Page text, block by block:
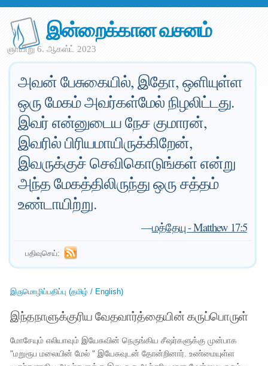
இன்றைக்கான வசனம்
ஞாயிறு 6. ஆகஸ்ட் 2023
அவன் பேசுகையில், இதோ, ஒளியுள்ள
ஒரு மேகம் அவர்கள்மேல் நிழலிட்டது.
இவர் என்னுடைய நேச குமாரன்,
இவரில் பிரியமாயிருக்கிறேன்,
இவருக்குச் செவிகொடுங்கள் என்று
அந்த மேகத்திலிருந்து ஒரு சத்தம்
உண்டாயிற்று.
—மத்தேயு - Matthew 17:5
பதிவுசெய்:
இருமொழிப்பதிப்பு (தமிழ் / English)
இந்தநாளுக்குரிய வேதவார்த்தையின் கருப்பொருள்
மோசேயும் எலியாவும் இயேசுவின் நெருங்கிய சீஷர்களுக்கு முன்பாக
"மறுரூப மலையின் மேல் " இயேசுவுடன் தோன்றினார். உண்மையுள்ள